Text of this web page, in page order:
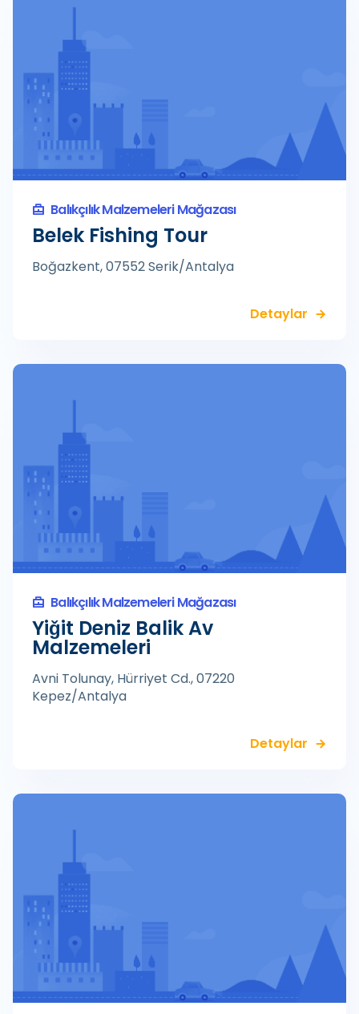
Balıkçılık Malzemeleri Mağazası
Belek Fishing Tour
Boğazkent, 07552 Serik/Antalya
Detaylar
Balıkçılık Malzemeleri Mağazası
Yiǧit Deniz Balik Av
Malzemeleri
Avni Tolunay, Hürriyet Cd., 07220
Kepez/Antalya
Detaylar